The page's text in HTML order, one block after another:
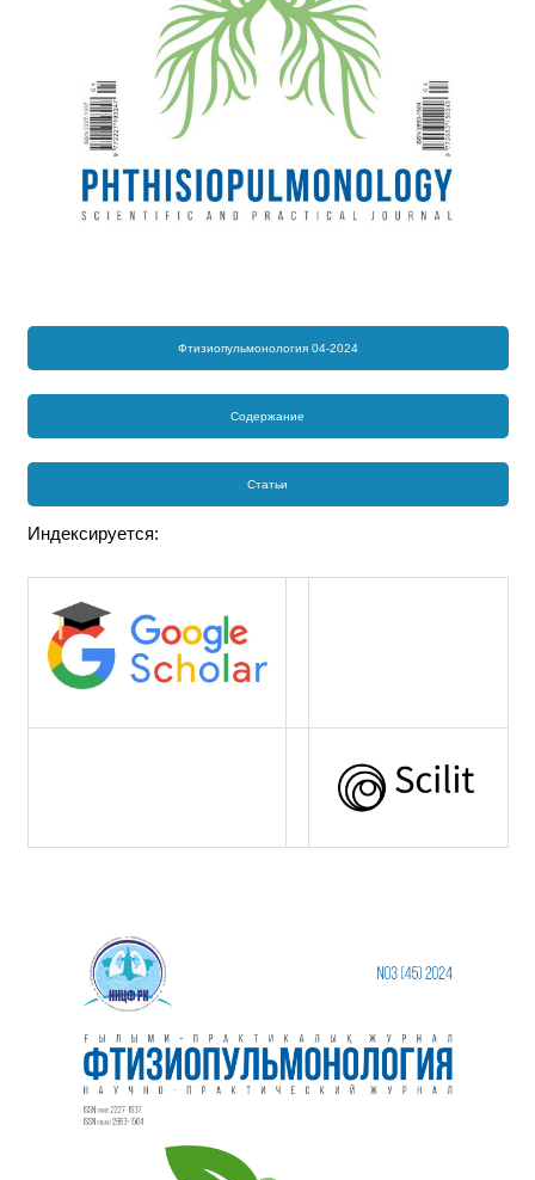
Фтизиопульмонология 04-2024
Содержание
Статьи
Индексируется: